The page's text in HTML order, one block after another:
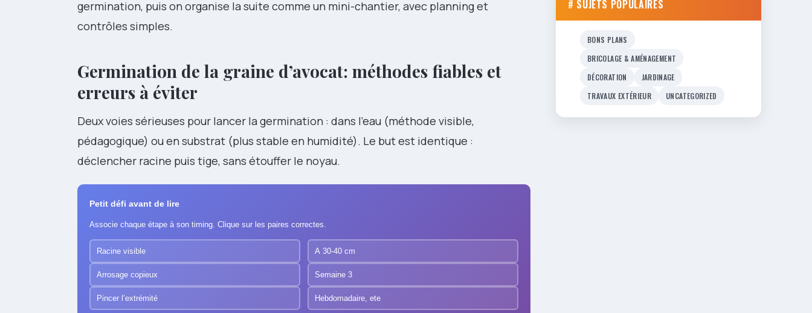
germination, puis on organise la suite comme un mini-chantier, avec planning et
contrôles simples.
Germination de la graine d’avocat: méthodes fiables et
erreurs à éviter
Deux voies sérieuses pour lancer la germination : dans l’eau (méthode visible,
pédagogique) ou en substrat (plus stable en humidité). Le but est identique :
déclencher racine puis tige, sans étouffer le noyau.
Petit défi avant de lire
Associe chaque étape à son timing. Clique sur les paires correctes.
Racine visible
Arrosage copieux
Pincer l’extrémité
A 30-40 cm
Semaine 3
Hebdomadaire, ete
# SUJETS POPULAIRES
BONS PLANS
BRICOLAGE & AMÉNAGEMENT
DÉCORATION
JARDINAGE
TRAVAUX EXTÉRIEUR
UNCATEGORIZED